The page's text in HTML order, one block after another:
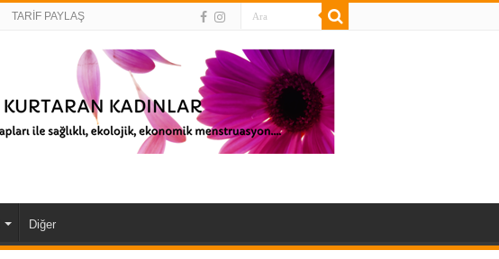
TARİF PAYLAŞ
Diğer